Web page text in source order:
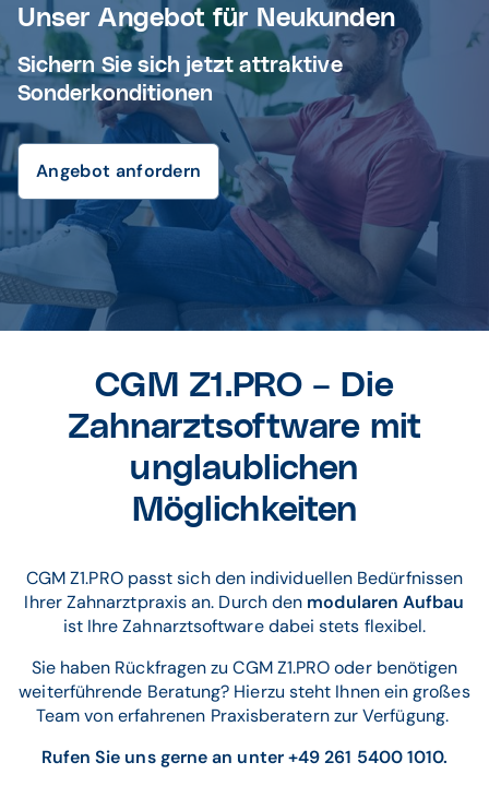
Unser Angebot für Neukunden
Sichern Sie sich jetzt attraktive
Sonderkonditionen
Angebot anfordern
CGM Z1.PRO – Die
Zahnarztsoftware mit
unglaublichen
Möglichkeiten
CGM Z1.PRO passt sich den individuellen Bedürfnissen
Ihrer Zahnarztpraxis an. Durch den modularen Aufbau
ist Ihre Zahnarztsoftware dabei stets flexibel.
Sie haben Rückfragen zu CGM Z1.PRO oder benötigen
weiterführende Beratung? Hierzu steht Ihnen ein großes
Team von erfahrenen Praxisberatern zur Verfügung.
Rufen Sie uns gerne an unter +49 261 5400 1010.